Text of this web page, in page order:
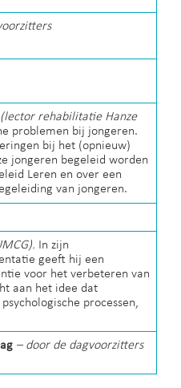
rehabilitatie Hanze
problemen bij jongeren.
bij het (opnieuw)
jongeren begeleid worden
Leren en over een
van jongeren.
In zijn
geeft hij een
voor het verbeteren van
aan het idee dat
processen,
– door de dagvoorzitters